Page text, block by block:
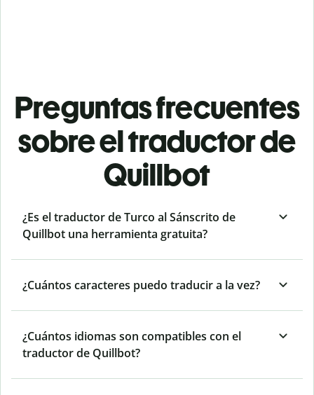
Preguntas frecuentes
sobre el traductor de
Quillbot
¿Es el traductor de Turco al Sánscrito de
Quillbot una herramienta gratuita?
¿Cuántos caracteres puedo traducir a la vez?
¿Cuántos idiomas son compatibles con el
traductor de Quillbot?